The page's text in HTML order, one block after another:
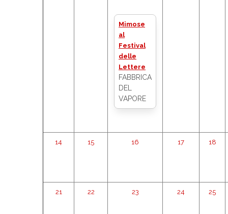
Mimose
al
Festival
delle
Lettere
FABBRICA
DEL
VAPORE
14 15 16 17 18
21 22 23 24 25